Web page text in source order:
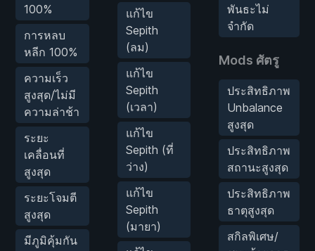
100%
การหลบ
หลีก 100%
ความเร็ว
สูงสุด/ไม่มี
ความล่าช้า
ระยะ
เคลื่อนที่
สูงสุด
ระยะโจมตี
สูงสุด
มีภูมิคุ้มกัน
แก้ไข
Sepith
(ลม)
แก้ไข
Sepith
(เวลา)
แก้ไข
Sepith (ที่
ว่าง)
แก้ไข
Sepith
(มายา)
พันธะไม่
จำกัด
Mods ศัตรู
ประสิทธิภาพ
Unbalance
สูงสุด
ประสิทธิภาพ
สถานะสูงสุด
ประสิทธิภาพ
ธาตุสูงสุด
สกิลพิเศษ/